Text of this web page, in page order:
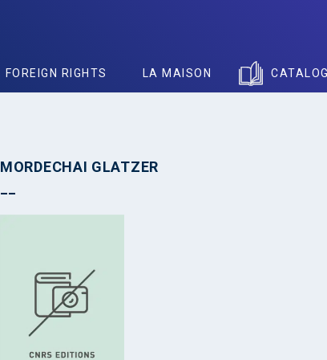
FOREIGN RIGHTS LA MAISON
MORDECHAI GLATZER